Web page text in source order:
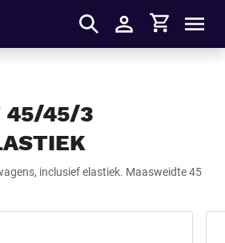
Inloggen
Winkelmandje
45/45/3
inclusief elastiek. Maasweidte 45